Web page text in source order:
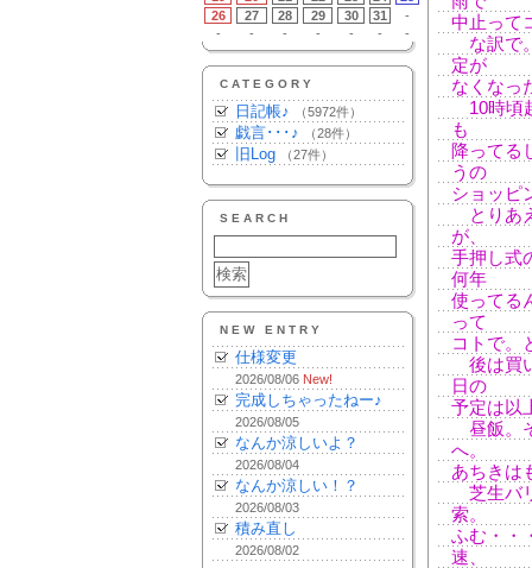
26
27 28 29 30 31
-
-
- - - - - -
CATEGORY
日記帳♪ （5972件）
戯言･･･♪ （28件）
旧Log （27件）
SEARCH
NEW ENTRY
仕様変更
2026/08/06 New!
完成しちゃったねー♪
2026/08/05
なんか涼しいよ？
2026/08/04
なんか涼しい！？
2026/08/03
積み直し
2026/08/02
中止って
な訳で
定が
なくなっ
10時頃
も
降ってる
うの
ショッピ
とりあ
が、
手押し式
何年
使ってる
って
コトで。
後は買
日の
予定は以
昼飯。
へ。
あちきは
芝生バ
索。
ふむ・・
速、